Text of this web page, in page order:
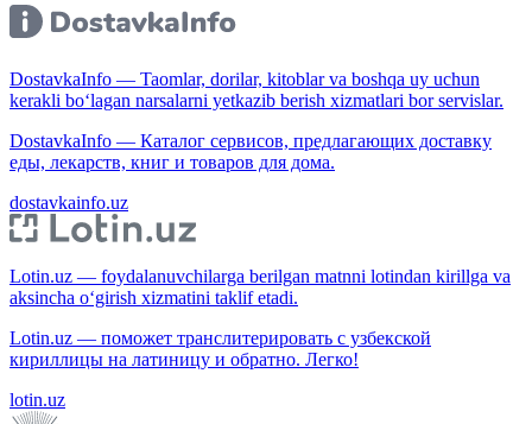
DostavkaInfo — Taomlar, dorilar, kitoblar va boshqa uy uchun
kerakli bo‘lagan narsalarni yetkazib berish xizmatlari bor servislar.
DostavkaInfo — Каталог сервисов, предлагающих доставку
еды, лекарств, книг и товаров для дома.
dostavkainfo.uz
Lotin.uz — foydalanuvchilarga berilgan matnni lotindan kirillga va
aksincha o‘girish xizmatini taklif etadi.
Lotin.uz — поможет транслитерировать с узбекской
кириллицы на латиницу и обратно. Легко!
lotin.uz